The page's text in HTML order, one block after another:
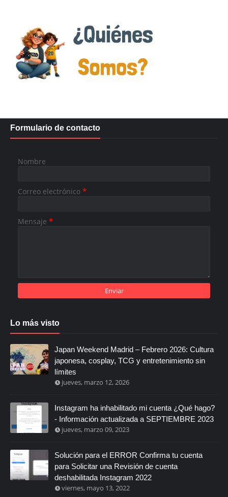
Formulario de contacto
Nombre
Correo electrónico *
Mensaje *
Lo más visto
Japan Weekend Madrid – Febrero 2026: Cultura
japonesa, cosplay, TCG y entretenimiento sin
límites
jueves, marzo 12, 2026
Instagram ha inhabilitado mi cuenta ¿Qué hago?
- Información actualizada a SEPTIEMBRE 2023
jueves, marzo 09, 2023
Solución para el ERROR Confirma tu cuenta
para Solicitar una Revisión de cuenta
deshabilitada Instagram 2022
viernes, mayo 13, 2022